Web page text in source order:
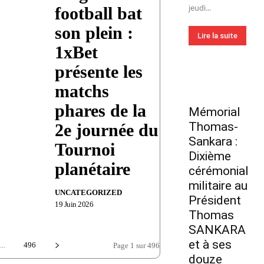
football bat
son plein :
1xBet
présente les
matchs
phares de la
2e journée du
Tournoi
planétaire
UNCATEGORIZED
19 Juin 2026
... 496 Page 1 sur 496
jeudi...
Lire la suite
Mémorial
Thomas-
Sankara :
Dixième
cérémonial
militaire au
Président
Thomas
SANKARA
et à ses
douze